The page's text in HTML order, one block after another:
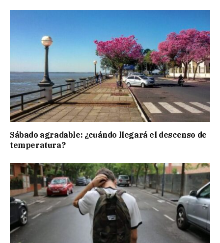
Sábado agradable: ¿cuándo llegará el descenso de
temperatura?